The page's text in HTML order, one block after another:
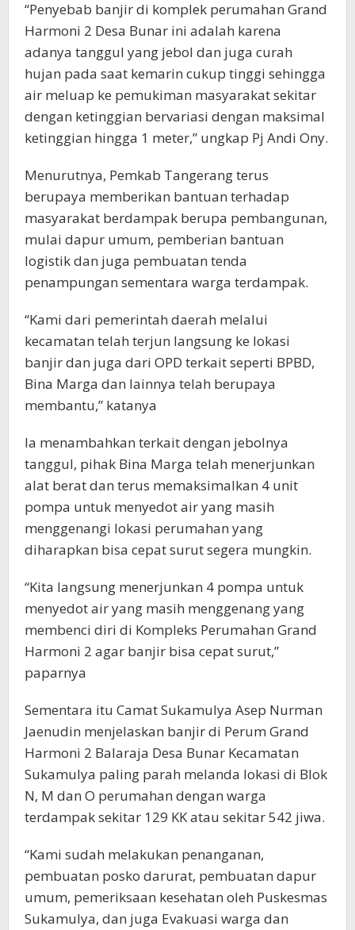
“Penyebab banjir di komplek perumahan Grand
Harmoni 2 Desa Bunar ini adalah karena
adanya tanggul yang jebol dan juga curah
hujan pada saat kemarin cukup tinggi sehingga
air meluap ke pemukiman masyarakat sekitar
dengan ketinggian bervariasi dengan maksimal
ketinggian hingga 1 meter,” ungkap Pj Andi Ony.
Menurutnya, Pemkab Tangerang terus
berupaya memberikan bantuan terhadap
masyarakat berdampak berupa pembangunan,
mulai dapur umum, pemberian bantuan
logistik dan juga pembuatan tenda
penampungan sementara warga terdampak.
“Kami dari pemerintah daerah melalui
kecamatan telah terjun langsung ke lokasi
banjir dan juga dari OPD terkait seperti BPBD,
Bina Marga dan lainnya telah berupaya
membantu,” katanya
Ia menambahkan terkait dengan jebolnya
tanggul, pihak Bina Marga telah menerjunkan
alat berat dan terus memaksimalkan 4 unit
pompa untuk menyedot air yang masih
menggenangi lokasi perumahan yang
diharapkan bisa cepat surut segera mungkin.
“Kita langsung menerjunkan 4 pompa untuk
menyedot air yang masih menggenang yang
membenci diri di Kompleks Perumahan Grand
Harmoni 2 agar banjir bisa cepat surut,”
paparnya
Sementara itu Camat Sukamulya Asep Nurman
Jaenudin menjelaskan banjir di Perum Grand
Harmoni 2 Balaraja Desa Bunar Kecamatan
Sukamulya paling parah melanda lokasi di Blok
N, M dan O perumahan dengan warga
terdampak sekitar 129 KK atau sekitar 542 jiwa.
“Kami sudah melakukan penanganan,
pembuatan posko darurat, pembuatan dapur
umum, pemeriksaan kesehatan oleh Puskesmas
Sukamulya, dan juga Evakuasi warga dan